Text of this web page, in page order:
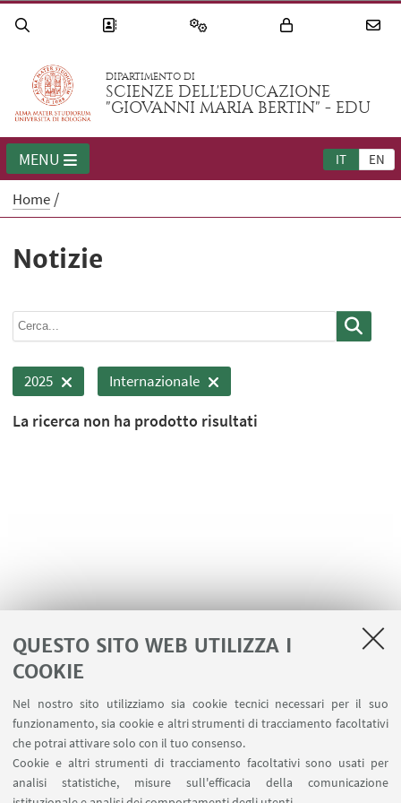
QUESTO SITO WEB UTILIZZA I
COOKIE
Nel nostro sito utilizziamo sia cookie tecnici necessari per il suo
funzionamento, sia cookie e altri strumenti di tracciamento facoltativi
che potrai attivare solo con il tuo consenso.
Cookie e altri strumenti di tracciamento facoltativi sono usati per
analisi statistiche, misure sull'efficacia della comunicazione
DIPARTIMENTO DI
SCIENZE DELL'EDUCAZIONE
"GIOVANNI MARIA BERTIN" - EDU
IT EN
MENU
Home
Notizie
2025 Internazionale
La ricerca non ha prodotto risultati
Area riservata
Contatti
SEGUI IL DIPARTIMENTO SU: